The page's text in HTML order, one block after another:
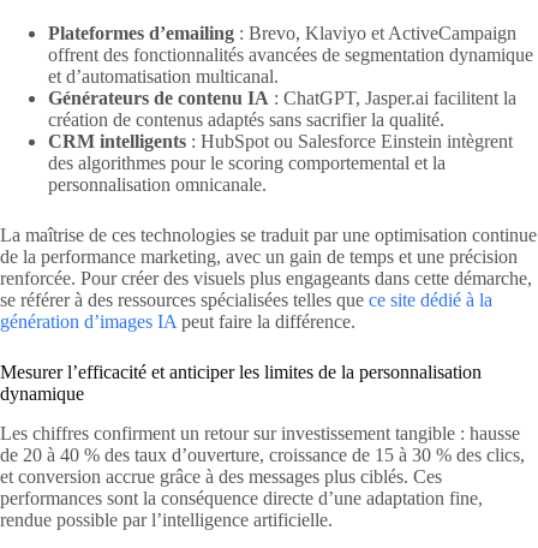
Plateformes d’emailing : Brevo, Klaviyo et ActiveCampaign
offrent des fonctionnalités avancées de segmentation dynamique
et d’automatisation multicanal.
Générateurs de contenu IA : ChatGPT, Jasper.ai facilitent la
création de contenus adaptés sans sacrifier la qualité.
CRM intelligents : HubSpot ou Salesforce Einstein intègrent
des algorithmes pour le scoring comportemental et la
personnalisation omnicanale.
La maîtrise de ces technologies se traduit par une optimisation continue
de la performance marketing, avec un gain de temps et une précision
renforcée. Pour créer des visuels plus engageants dans cette démarche,
se référer à des ressources spécialisées telles que ce site dédié à la
génération d’images IA peut faire la différence.
Mesurer l’efficacité et anticiper les limites de la personnalisation
dynamique
Les chiffres confirment un retour sur investissement tangible : hausse
de 20 à 40 % des taux d’ouverture, croissance de 15 à 30 % des clics,
et conversion accrue grâce à des messages plus ciblés. Ces
performances sont la conséquence directe d’une adaptation fine,
rendue possible par l’intelligence artificielle.